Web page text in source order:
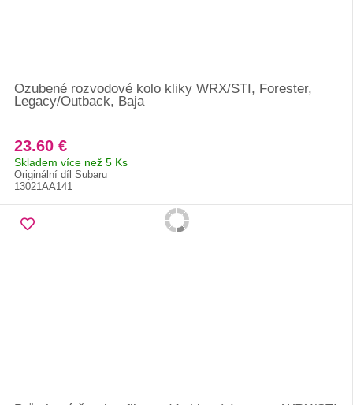
Ozubené rozvodové kolo kliky WRX/STI, Forester,
Legacy/Outback, Baja
23.60 €
Skladem více než 5 Ks
Originální díl Subaru
13021AA141